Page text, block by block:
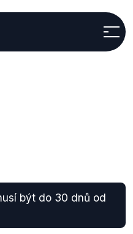
být do 30 dnů od